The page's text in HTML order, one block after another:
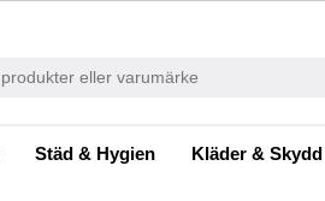
Städ & Hygien Kläder & Skydd